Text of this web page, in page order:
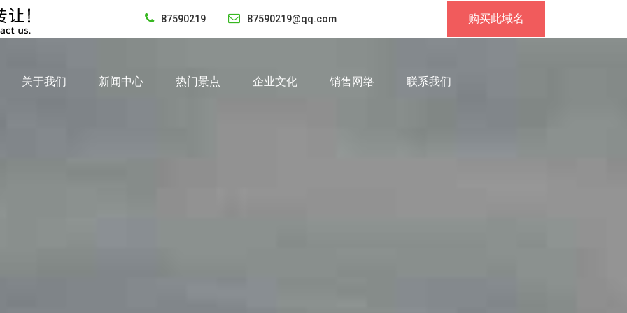
87590219 87590219@qq.com 购买此域名
关于我们 新闻中心 热门景点 企业文化 销售网络 联系我们